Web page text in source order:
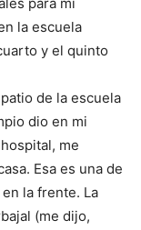
la escuela
y el quinto
de la escuela
dio en mi
me
Esa es una de
la frente. La
(me dijo,